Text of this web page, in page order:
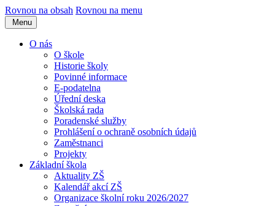
Rovnou na obsah Rovnou na menu
Menu
O nás
O škole
Historie školy
Povinné informace
E-podatelna
Úřední deska
Školská rada
Poradenské služby
Prohlášení o ochraně osobních údajů
Zaměstnanci
Projekty
Základní škola
Aktuality ZŠ
Kalendář akcí ZŠ
Organizace školní roku 2026/2027